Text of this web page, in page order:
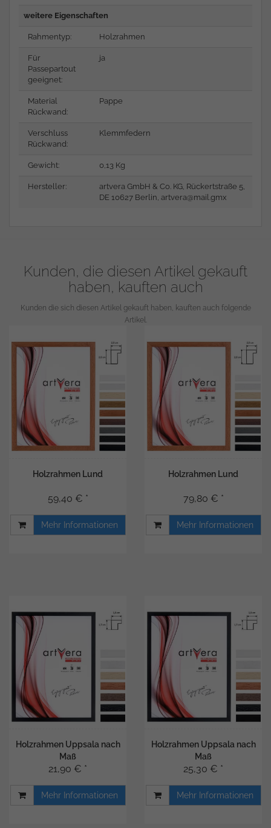
weitere Eigenschaften
Rahmentyp: Holzrahmen
Für
Passepartout
geeignet:
ja
Material
Rückwand:
Pappe
Verschluss
Rückwand:
Klemmfedern
Gewicht: 0,13 Kg
Hersteller:
artvera GmbH & Co. KG, Rückertstraße 5,
DE 10627 Berlin, artvera@mail.gmx
Kunden, die diesen Artikel gekauft
haben, kauften auch
Kunden die sich diesen Artikel gekauft haben, kauften auch folgende
Artikel.
Holzrahmen Lund
59,40 € *
Mehr Informationen
Holzrahmen Lund
79,80 € *
Mehr Informationen
Holzrahmen Uppsala nach
Maß
21,90 € *
Mehr Informationen
Holzrahmen Uppsala nach
Maß
25,30 € *
Mehr Informationen